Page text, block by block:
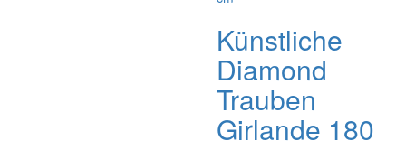
Künstliche
Diamond
Trauben
Girlande 180